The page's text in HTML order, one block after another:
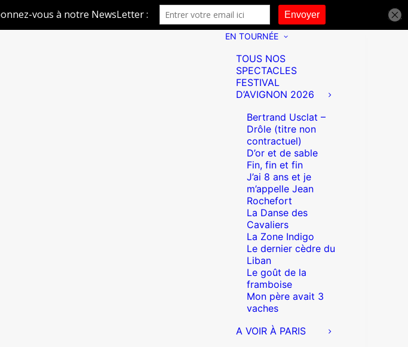
EN TOURNÉE
TOUS NOS
SPECTACLES
FESTIVAL
D’AVIGNON 2026
Bertrand Usclat –
Drôle (titre non
contractuel)
D’or et de sable
Fin, fin et fin
J’ai 8 ans et je
m’appelle Jean
Rochefort
La Danse des
Cavaliers
La Zone Indigo
Le dernier cèdre du
Liban
Le goût de la
framboise
Mon père avait 3
vaches
A VOIR À PARIS